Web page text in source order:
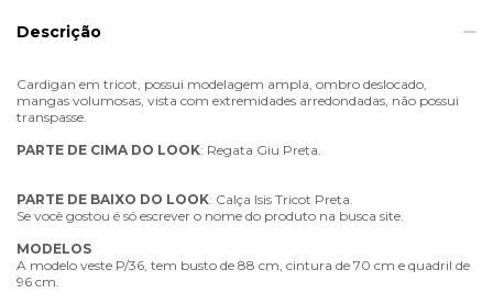
Descrição
Cardigan em tricot, possui modelagem ampla, ombro deslocado,
mangas volumosas, vista com extremidades arredondadas, não possui
transpasse.
PARTE DE CIMA DO LOOK: Regata Giu Preta.
PARTE DE BAIXO DO LOOK: Calça Isis Tricot Preta.
Se você gostou é só escrever o nome do produto na busca site.
MODELOS
A modelo veste P/36, tem busto de 88 cm, cintura de 70 cm e quadril de
96 cm.